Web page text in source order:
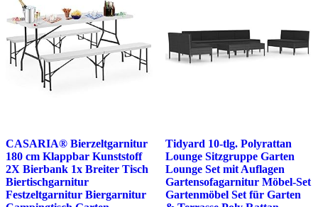
CASARIA® Bierzeltgarnitur
180 cm Klappbar Kunststoff
2X Bierbank 1x Breiter Tisch
Biertischgarnitur
Festzeltgarnitur Biergarnitur
Tidyard 10-tlg. Polyrattan
Lounge Sitzgruppe Garten
Lounge Set mit Auflagen
Gartensofagarnitur Möbel-Set
Gartenmöbel Set für Garten